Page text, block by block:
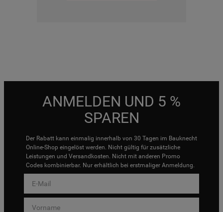
ANMELDEN UND 5 %
SPAREN
Der Rabatt kann einmalig innerhalb von 30 Tagen im Bauknecht
Online-Shop eingelöst werden. Nicht gültig für zusätzliche
Leistungen und Versandkosten. Nicht mit anderen Promo
Codes kombinierbar. Nur erhältlich bei erstmaliger Anmeldung.